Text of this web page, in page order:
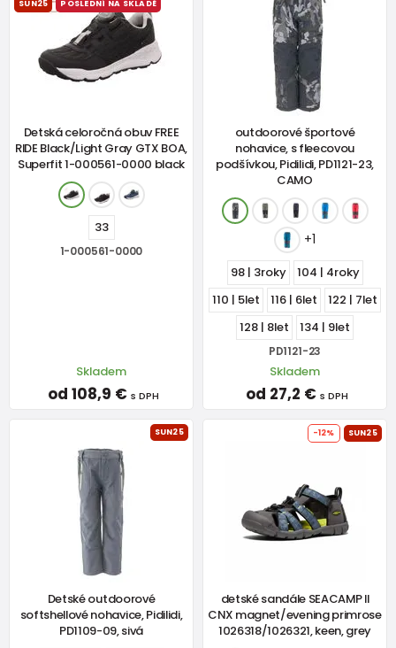
SUN25
POSLEDNÍ NA SKLADĚ
Detská celoročná obuv FREE
RIDE Black/Light Gray GTX BOA,
Superfit 1-000561-0000 black
33
1-000561-0000
Skladem
od 108,9 € s DPH
outdoorové športové
nohavice, s fleecovou
podšívkou, Pidilidi, PD1121-23,
CAMO
+1
98 | 3roky
104 | 4roky
110 | 5let
116 | 6let
122 | 7let
128 | 8let
134 | 9let
PD1121-23
Skladem
od 27,2 € s DPH
SUN25
Detské outdoorové
softshellové nohavice, Pidilidi,
PD1109-09, sivá
-12% SUN25
detské sandále SEACAMP II
CNX magnet/evening primrose
1026318/1026321, keen, grey